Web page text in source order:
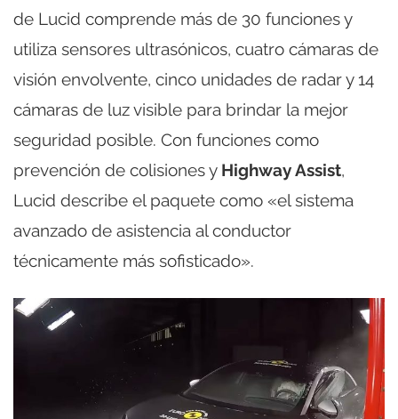
de Lucid comprende más de 30 funciones y
utiliza sensores ultrasónicos, cuatro cámaras de
visión envolvente, cinco unidades de radar y 14
cámaras de luz visible para brindar la mejor
seguridad posible. Con funciones como
prevención de colisiones y Highway Assist,
Lucid describe el paquete como «el sistema
avanzado de asistencia al conductor
técnicamente más sofisticado».